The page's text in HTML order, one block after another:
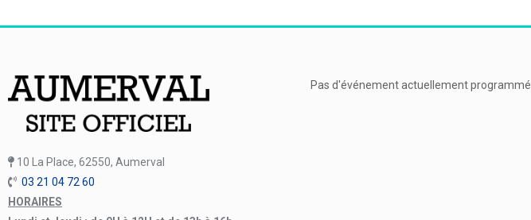
10 La Place, 62550, Aumerval
03 21 04 72 60
HORAIRES
Pas d'événement actuellement programmé.